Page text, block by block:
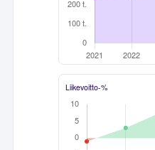
Liikevoitto-%